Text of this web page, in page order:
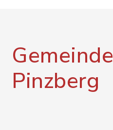
Gemeinde
Pinzberg